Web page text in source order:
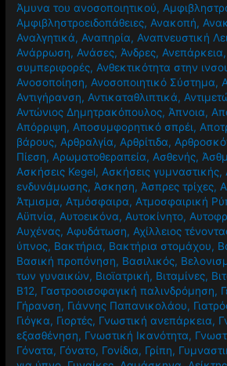
Άμυνα του ανοσοποιητικού,
Αμφιβληστροειδοπάθειες, Ανακοπή,
Αναλγητικά, Αναπηρία, Αναπνευστική
Ανάρρωση, Ανάσες, Άνδρες, Ανεπάρκεια,
συμπεριφορές, Ανθεκτικότητα στην
Ανοσοποίηση, Ανοσοποιητικό Σύστημα,
Αντιγήρανση, Αντικαταθλιπτικά,
Αντώνιος Δημητρακόπουλος, Άπνοια,
Απόρριψη, Αποσυμφορητικό σπρέι,
βάρους, Αρθραλγία, Αρθρίτιδα,
Πίεση, Αρωματοθεραπεία, Ασθενής,
Ασκήσεις Kegel, Ασκήσεις γυμναστικής,
ενδυνάμωσης, Άσκηση, Άσπρες τρίχες,
Άτμισμα, Ατμόσφαιρα, Ατμοσφαιρική
Αϋπνία, Αυτοεικόνα, Αυτοκίνητο,
Αυχένας, Αφυδάτωση, Αχίλλειος
ύπνος, Βακτήρια, Βακτήρια στομάχου,
Βασική προπόνηση, Βασιλικός,
των γυναικών, Βιοϊατρική, Βιταμίνες,
Β12, Γαστροοισοφαγική παλινδρόμηση,
Γήρανση, Γιάννης Παπανικολάου,
Γιόγκα, Γιορτές, Γνωστική ανεπάρκεια,
εξασθένηση, Γνωστική Ικανότητα,
Γόνατα, Γόνατο, Γονίδια, Γρίπη,